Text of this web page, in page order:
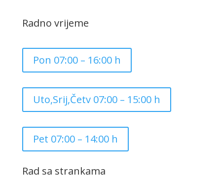
Radno vrijeme
Pon 07:00 – 16:00 h
Uto,Srij,Četv 07:00 – 15:00 h
Pet 07:00 – 14:00 h
Rad sa strankama